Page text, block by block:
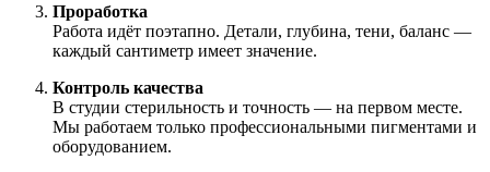
Проработка
Работа идёт поэтапно. Детали, глубина, тени, баланс —
каждый сантиметр имеет значение.
Контроль качества
В студии стерильность и точность — на первом месте.
Мы работаем только профессиональными пигментами и
оборудованием.